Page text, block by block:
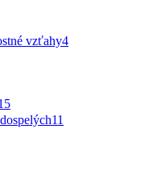
vzťahy4
11